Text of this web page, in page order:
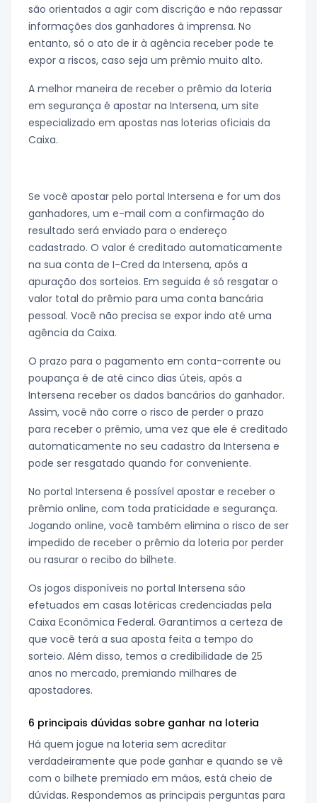
são orientados a agir com discrição e não repassar
informações dos ganhadores à imprensa. No
entanto, só o ato de ir à agência receber pode te
expor a riscos, caso seja um prêmio muito alto.
A melhor maneira de receber o prêmio da loteria
em segurança é apostar na Intersena, um site
especializado em apostas nas loterias oficiais da
Caixa.
Se você apostar pelo portal Intersena e for um dos
ganhadores, um e-mail com a confirmação do
resultado será enviado para o endereço
cadastrado. O valor é creditado automaticamente
na sua conta de I-Cred da Intersena, após a
apuração dos sorteios. Em seguida é só resgatar o
valor total do prêmio para uma conta bancária
pessoal. Você não precisa se expor indo até uma
agência da Caixa.
O prazo para o pagamento em conta-corrente ou
poupança é de até cinco dias úteis, após a
Intersena receber os dados bancários do ganhador.
Assim, você não corre o risco de perder o prazo
para receber o prêmio, uma vez que ele é creditado
automaticamente no seu cadastro da Intersena e
pode ser resgatado quando for conveniente.
No portal Intersena é possível apostar e receber o
prêmio online, com toda praticidade e segurança.
Jogando online, você também elimina o risco de ser
impedido de receber o prêmio da loteria por perder
ou rasurar o recibo do bilhete.
Os jogos disponíveis no portal Intersena são
efetuados em casas lotéricas credenciadas pela
Caixa Econômica Federal. Garantimos a certeza de
que você terá a sua aposta feita a tempo do
sorteio. Além disso, temos a credibilidade de 25
anos no mercado, premiando milhares de
apostadores.
6 principais dúvidas sobre ganhar na loteria
Há quem jogue na loteria sem acreditar
verdadeiramente que pode ganhar e quando se vê
com o bilhete premiado em mãos, está cheio de
dúvidas. Respondemos as principais perguntas para